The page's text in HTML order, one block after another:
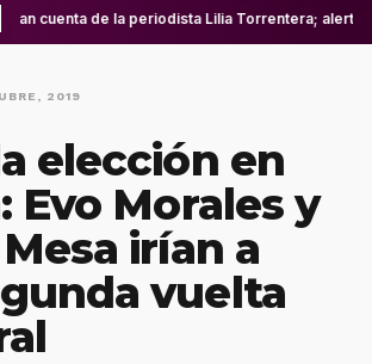
cuenta de la periodista Lilia Torrentera;
2019
elección en
Evo Morales y
irían a
vuelta